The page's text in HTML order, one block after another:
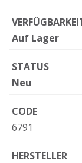
Auf Lager
STATUS
Neu
CODE
6791
HERSTELLER